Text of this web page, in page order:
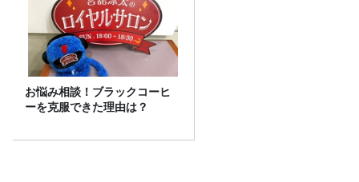
お悩み相談！ブラックコーヒ
ーを克服できた理由は？